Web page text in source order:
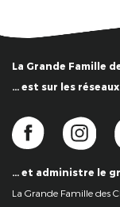
La Grande Famille
… est sur les réseaux
… et administre le
La Grande Famille des